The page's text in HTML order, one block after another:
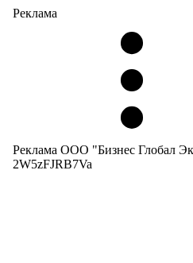
Реклама
Реклама ООО "Бизнес Глобал
2W5zFJRB7Va